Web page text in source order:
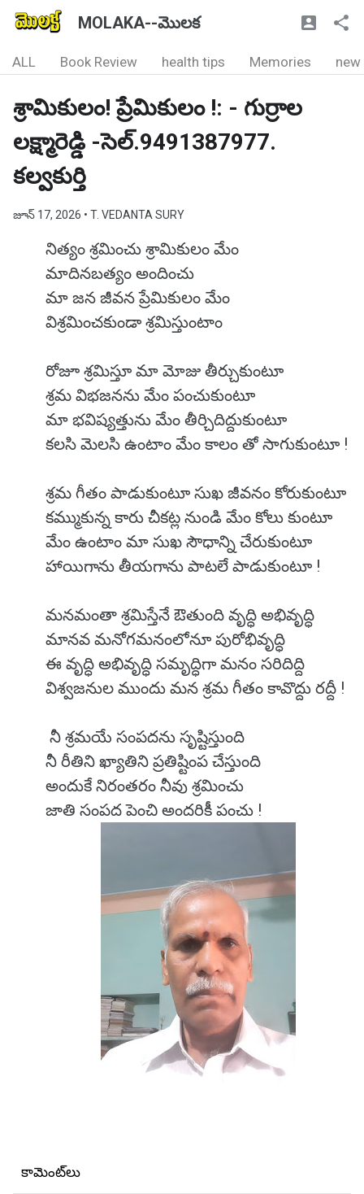
MOLAKA--మొలక
ALL Book Review health tips Memories new
శ్రామికులం! ప్రేమికులం !: - గుర్రాల
లక్ష్మారెడ్డి -సెల్.9491387977.
కల్వకుర్తి
జూన్ 17, 2026 • T. VEDANTA SURY
నిత్యం శ్రమించు శ్రామికులం మేం
మాదినబత్యం అందించు
మా జన జీవన ప్రేమికులం మేం
విశ్రమించకుండా శ్రమిస్తుంటాం
రోజూ శ్రమిస్తూ మా మోజు తీర్చుకుంటూ
శ్రమ విభజనను మేం పంచుకుంటూ
మా భవిష్యత్తును మేం తీర్చిదిద్దుకుంటూ
కలసి మెలసి ఉంటాం మేం కాలం తో సాగుకుంటూ !
శ్రమ గీతం పాడుకుంటూ సుఖ జీవనం కోరుకుంటూ
కమ్ముకున్న కారు చీకట్ల నుండి మేం కోలు కుంటూ
మేం ఉంటాం మా సుఖ సౌధాన్ని చేరుకుంటూ
హాయిగాను తీయగాను పాటలే పాడుకుంటూ !
మనమంతా శ్రమిస్తేనే ఔతుంది వృద్ధి అభివృద్ధి
మానవ మనోగమనంలోనూ పురోభివృద్ధి
ఈ వృద్ధి అభివృద్ధి సమృద్ధిగా మనం సరిదిద్ది
విశ్వజనుల ముందు మన శ్రమ గీతం కావొద్దు రద్దీ !
నీ శ్రమయే సంపదను సృష్టిస్తుంది
నీ రీతిని ఖ్యాతిని ప్రతిష్టింప చేస్తుంది
అందుకే నిరంతరం నీవు శ్రమించు
జాతి సంపద పెంచి అందరికీ పంచు !
కామెంట్‌లు